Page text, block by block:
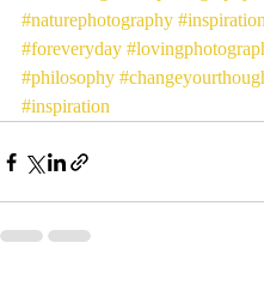
#naturephotography #inspiration
#foreveryday
#philosophy
#inspiration